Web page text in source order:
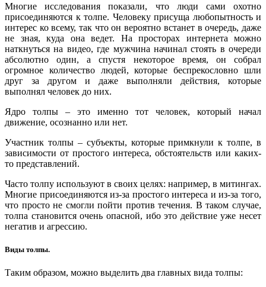
Многие исследования показали, что люди сами охотно
присоединяются к толпе. Человеку присуща любопытность и
интерес ко всему, так что он вероятно встанет в очередь, даже
не зная, куда она ведет. На просторах интернета можно
наткнуться на видео, где мужчина начинал стоять в очереди
абсолютно один, а спустя некоторое время, он собрал
огромное количество людей, которые беспрекословно шли
друг за другом и даже выполняли действия, которые
выполнял человек до них.
Ядро толпы – это именно тот человек, который начал
движение, осознанно или нет.
Участник толпы – субъекты, которые примкнули к толпе, в
зависимости от простого интереса, обстоятельств или каких-
то представлений.
Часто толпу используют в своих целях: например, в митингах.
Многие присоединяются из-за простого интереса и из-за того,
что просто не смогли пойти против течения. В таком случае,
толпа становится очень опасной, ибо это действие уже несет
негатив и агрессию.
Виды толпы.
Таким образом, можно выделить два главных вида толпы: